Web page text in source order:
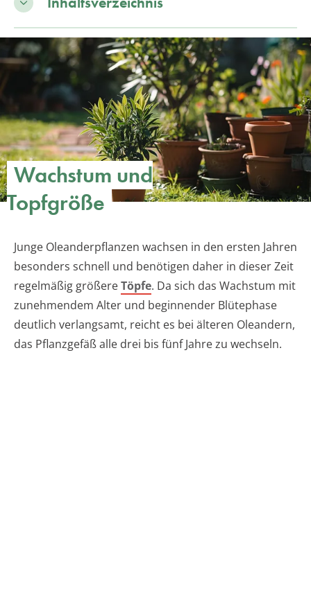
Wachstum und
Topfgröße
Junge Oleanderpflanzen wachsen in den ersten Jahren
besonders schnell und benötigen daher in dieser Zeit
regelmäßig größereTöpfe. Da sich das Wachstum mit
zunehmendem Alter und beginnender Blütephase
deutlich verlangsamt, reicht es bei älteren Oleandern,
das Pflanzgefäß alle drei bis fünf Jahre zu wechseln.